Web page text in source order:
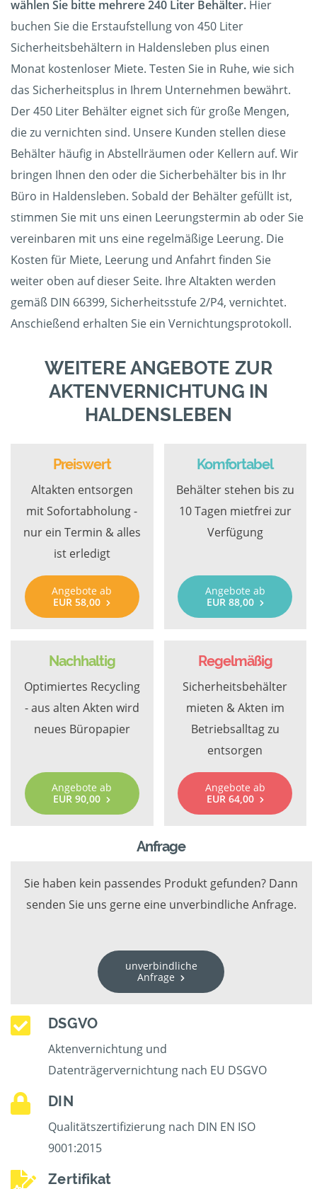
wählen Sie bitte mehrere 240 Liter Behälter. Hier
buchen Sie die Erstaufstellung von 450 Liter
Sicherheitsbehältern in Haldensleben plus einen
Monat kostenloser Miete. Testen Sie in Ruhe, wie sich
das Sicherheitsplus in Ihrem Unternehmen bewährt.
Der 450 Liter Behälter eignet sich für große Mengen,
die zu vernichten sind. Unsere Kunden stellen diese
Behälter häufig in Abstellräumen oder Kellern auf. Wir
bringen Ihnen den oder die Sicherbehälter bis in Ihr
Büro in Haldensleben. Sobald der Behälter gefüllt ist,
stimmen Sie mit uns einen Leerungstermin ab oder Sie
vereinbaren mit uns eine regelmäßige Leerung. Die
Kosten für Miete, Leerung und Anfahrt finden Sie
weiter oben auf dieser Seite. Ihre Altakten werden
gemäß DIN 66399, Sicherheitsstufe 2/P4, vernichtet.
Anschießend erhalten Sie ein Vernichtungsprotokoll.
WEITERE ANGEBOTE ZUR
AKTENVERNICHTUNG IN
HALDENSLEBEN
Preiswert
Altakten entsorgen
mit Sofortabholung -
nur ein Termin & alles
ist erledigt
Angebote ab
EUR 58,00
Komfortabel
Behälter stehen bis zu
10 Tagen mietfrei zur
Verfügung
Angebote ab
EUR 88,00
Nachhaltig
Optimiertes Recycling
- aus alten Akten wird
neues Büropapier
Angebote ab
EUR 90,00
Regelmäßig
Sicherheitsbehälter
mieten & Akten im
Betriebsalltag zu
entsorgen
Angebote ab
EUR 64,00
Anfrage
Sie haben kein passendes Produkt gefunden? Dann
senden Sie uns gerne eine unverbindliche Anfrage.
unverbindliche
Anfrage
DSGVO
Aktenvernichtung und
Datenträgervernichtung nach EU DSGVO
DIN
Qualitätszertifizierung nach DIN EN ISO
9001:2015
Zertifikat